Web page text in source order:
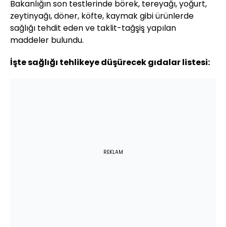
Bakanlığın son testlerinde börek, tereyağı, yoğurt,
zeytinyağı, döner, köfte, kaymak gibi ürünlerde
sağlığı tehdit eden ve taklit-tağşiş yapılan
maddeler bulundu.
İşte sağlığı tehlikeye düşürecek gıdalar listesi:
REKLAM